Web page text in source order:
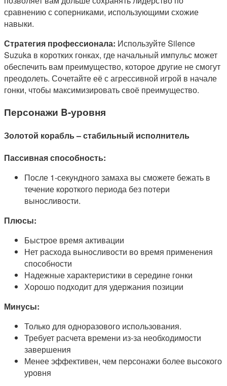
сравнению с соперниками, использующими схожие
навыки.
Стратегия профессионала: Используйте Silence
Suzuka в коротких гонках, где начальный импульс может
обеспечить вам преимущество, которое другие не смогут
преодолеть. Сочетайте её с агрессивной игрой в начале
гонки, чтобы максимизировать своё преимущество.
Персонажи B-уровня
Золотой корабль – стабильный исполнитель
Пассивная способность:
После 1-секундного замаха вы сможете бежать в
течение короткого периода без потери
выносливости.
Плюсы:
Быстрое время активации
Нет расхода выносливости во время применения
способности
Надежные характеристики в середине гонки
Хорошо подходит для удержания позиции
Минусы:
Только для одноразового использования.
Требует расчета времени из-за необходимости
завершения
Менее эффективен, чем персонажи более высокого
уровня